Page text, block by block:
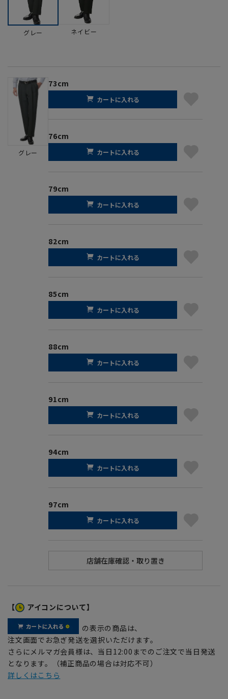
グレー ネイビー
グレー
73cm
カートに入れる
76cm
カートに入れる
79cm
カートに入れる
82cm
カートに入れる
85cm
カートに入れる
88cm
カートに入れる
91cm
カートに入れる
94cm
カートに入れる
97cm
カートに入れる
【 アイコンについて】
の表示の商品は、
注文画面でお急ぎ発送を選択いただけます。
さらにメルマガ会員様は、当日12:00までのご注文で当日発送
となります。（補正商品の場合は対応不可）
詳しくはこちら